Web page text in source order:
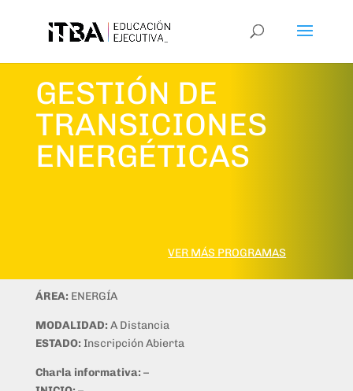
GESTIÓN DE
TRANSICIONES
ENERGÉTICAS
VER MÁS PROGRAMAS
ÁREA: ENERGÍA
MODALIDAD: A Distancia
ESTADO: Inscripción Abierta
Charla informativa: –